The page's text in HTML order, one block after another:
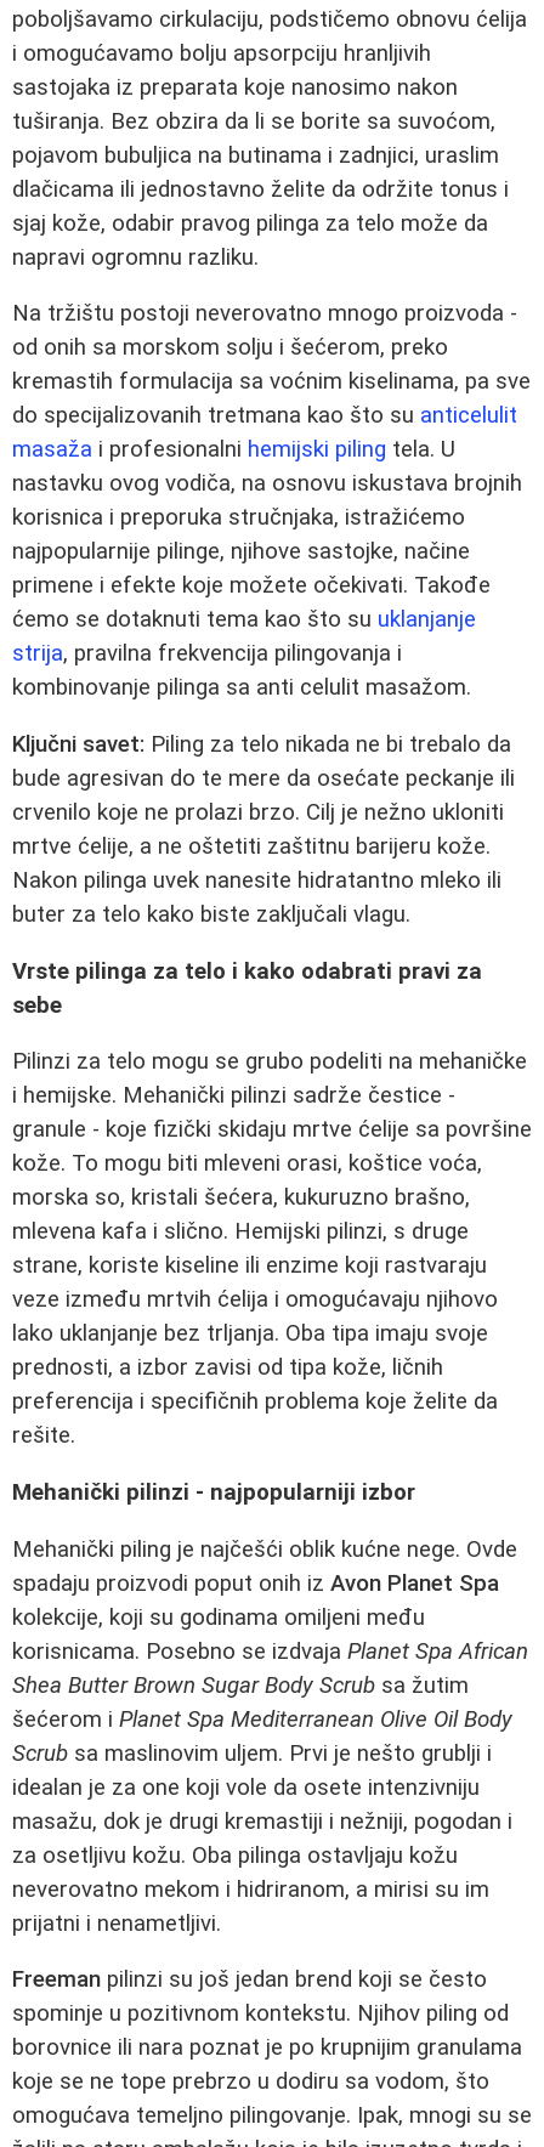
poboljšavamo cirkulaciju, podstičemo obnovu ćelija
i omogućavamo bolju apsorpciju hranljivih
sastojaka iz preparata koje nanosimo nakon
tuširanja. Bez obzira da li se borite sa suvoćom,
pojavom bubuljica na butinama i zadnjici, uraslim
dlačicama ili jednostavno želite da održite tonus i
sjaj kože, odabir pravog pilinga za telo može da
napravi ogromnu razliku.
Na tržištu postoji neverovatno mnogo proizvoda -
od onih sa morskom solju i šećerom, preko
kremastih formulacija sa voćnim kiselinama, pa sve
do specijalizovanih tretmana kao što su anticelulit
masaža i profesionalni hemijski piling tela. U
nastavku ovog vodiča, na osnovu iskustava brojnih
korisnica i preporuka stručnjaka, istražićemo
najpopularnije pilinge, njihove sastojke, načine
primene i efekte koje možete očekivati. Takođe
ćemo se dotaknuti tema kao što su uklanjanje
strija, pravilna frekvencija pilingovanja i
kombinovanje pilinga sa anti celulit masažom.
Ključni savet: Piling za telo nikada ne bi trebalo da
bude agresivan do te mere da osećate peckanje ili
crvenilo koje ne prolazi brzo. Cilj je nežno ukloniti
mrtve ćelije, a ne oštetiti zaštitnu barijeru kože.
Nakon pilinga uvek nanesite hidratantno mleko ili
buter za telo kako biste zaključali vlagu.
Vrste pilinga za telo i kako odabrati pravi za
sebe
Pilinzi za telo mogu se grubo podeliti na mehaničke
i hemijske. Mehanički pilinzi sadrže čestice -
granule - koje fizički skidaju mrtve ćelije sa površine
kože. To mogu biti mleveni orasi, koštice voća,
morska so, kristali šećera, kukuruzno brašno,
mlevena kafa i slično. Hemijski pilinzi, s druge
strane, koriste kiseline ili enzime koji rastvaraju
veze između mrtvih ćelija i omogućavaju njihovo
lako uklanjanje bez trljanja. Oba tipa imaju svoje
prednosti, a izbor zavisi od tipa kože, ličnih
preferencija i specifičnih problema koje želite da
rešite.
Mehanički pilinzi - najpopularniji izbor
Mehanički piling je najčešći oblik kućne nege. Ovde
spadaju proizvodi poput onih iz Avon Planet Spa
kolekcije, koji su godinama omiljeni među
korisnicama. Posebno se izdvaja Planet Spa African
Shea Butter Brown Sugar Body Scrub sa žutim
šećerom i Planet Spa Mediterranean Olive Oil Body
Scrub sa maslinovim uljem. Prvi je nešto grublji i
idealan je za one koji vole da osete intenzivniju
masažu, dok je drugi kremastiji i nežniji, pogodan i
za osetljivu kožu. Oba pilinga ostavljaju kožu
neverovatno mekom i hidriranom, a mirisi su im
prijatni i nenametljivi.
Freeman pilinzi su još jedan brend koji se često
spominje u pozitivnom kontekstu. Njihov piling od
borovnice ili nara poznat je po krupnijim granulama
koje se ne tope prebrzo u dodiru sa vodom, što
omogućava temeljno pilingovanje. Ipak, mnogi su se